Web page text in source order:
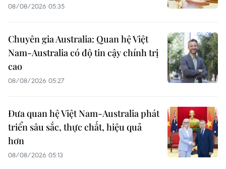
08/08/2026 05:35
Chuyên gia Australia: Quan hệ Việt
Nam-Australia có độ tin cậy chính trị
cao
08/08/2026 05:27
Đưa quan hệ Việt Nam-Australia phát
triển sâu sắc, thực chất, hiệu quả
hơn
08/08/2026 05:13